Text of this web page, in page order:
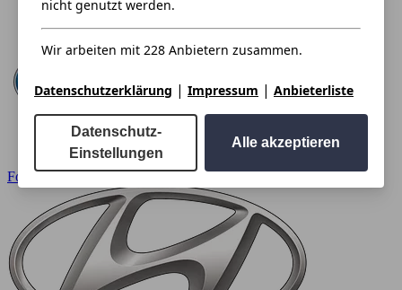
Ford
nicht genutzt werden.
Wir arbeiten mit 228 Anbietern zusammen.
Datenschutzerklärung | Impressum | Anbieterliste
Datenschutz-
Einstellungen
Alle akzeptieren